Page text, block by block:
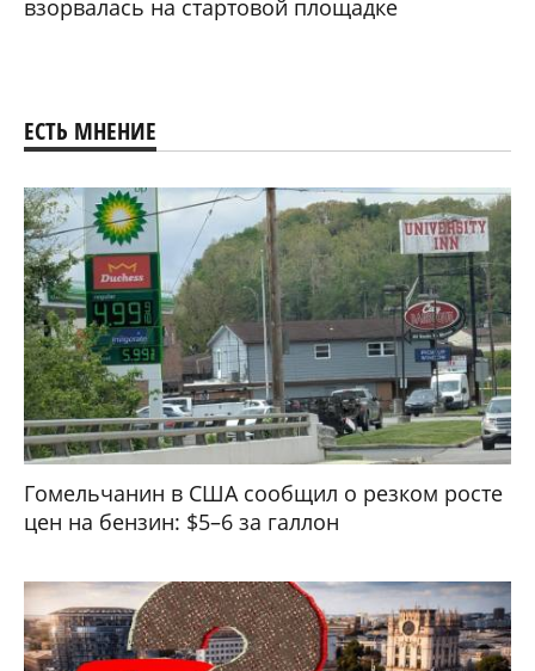
взорвалась на стартовой площадке
ЕСТЬ МНЕНИЕ
Гомельчанин в США сообщил о резком росте
цен на бензин: $5–6 за галлон